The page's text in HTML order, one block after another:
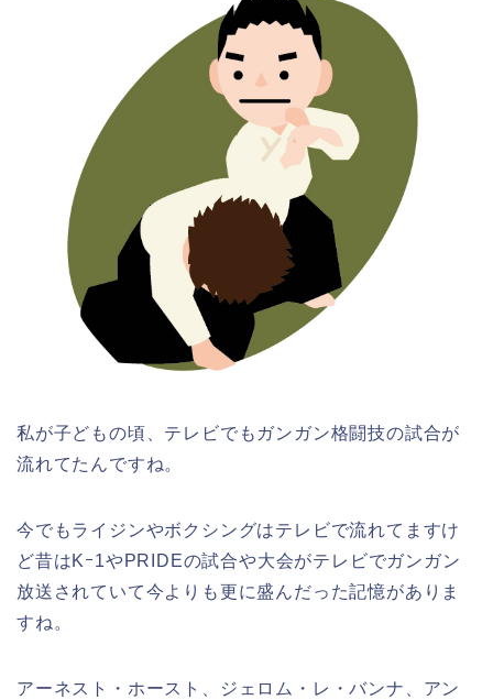
私が子どもの頃、テレビでもガンガン格闘技の試合が
流れてたんですね。
今でもライジンやボクシングはテレビで流れてますけ
ど昔はKｰ1やPRIDEの試合や大会がテレビでガンガン
放送されていて今よりも更に盛んだった記憶がありま
すね。
アーネスト・ホースト、ジェロム・レ・バンナ、アン